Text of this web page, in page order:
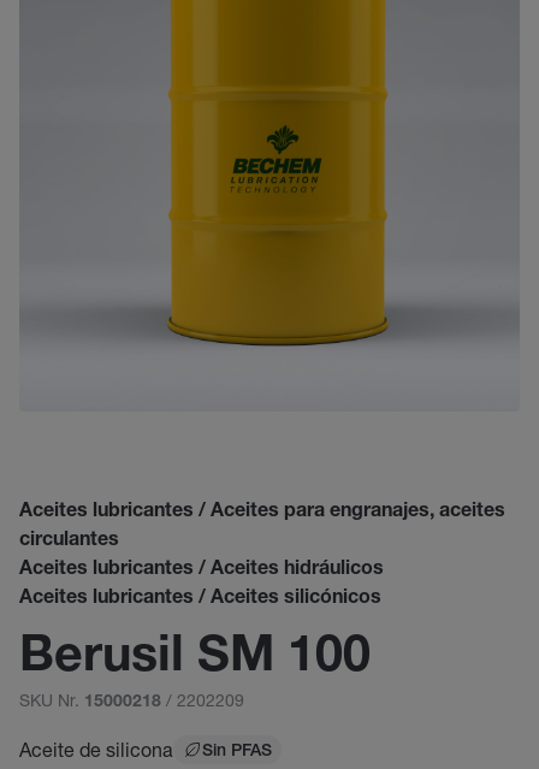
Aceites lubricantes / Aceites para engranajes, aceites
circulantes
Aceites lubricantes / Aceites hidráulicos
Aceites lubricantes / Aceites silicónicos
Berusil SM 100
SKU Nr. 15000218 / 2202209
Aceite de silicona Sin PFAS